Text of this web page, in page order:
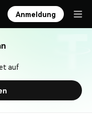
Anmeldung
auf